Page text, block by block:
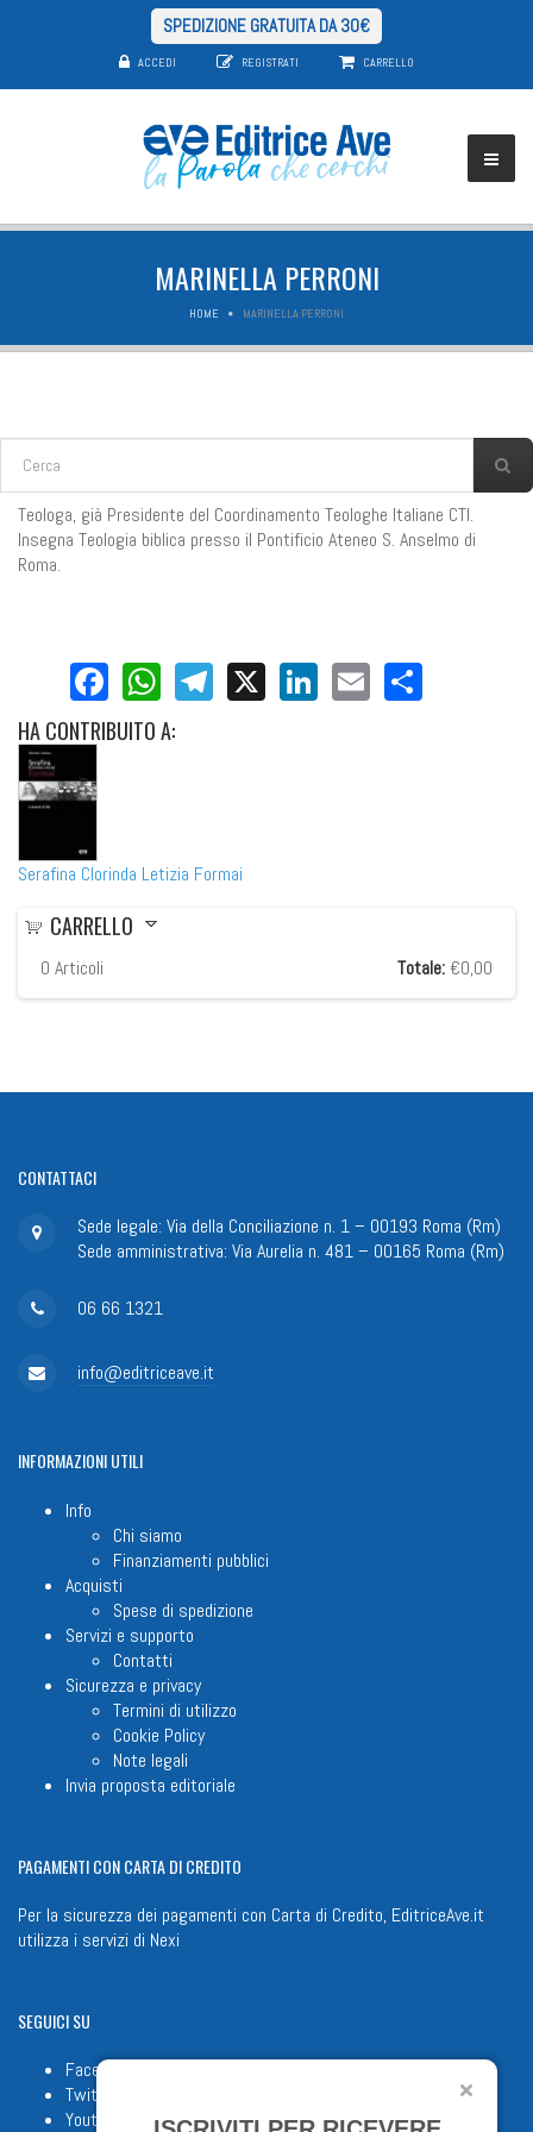
SPEDIZIONE GRATUITA DA 30€
ACCEDI REGISTRATI CARRELLO
MARINELLA PERRONI
HOME MARINELLA PERRONI
FORM DI RICERCA
Teologa, già Presidente del Coordinamento Teologhe Italiane CTI.
Insegna Teologia biblica presso il Pontificio Ateneo S. Anselmo di
Roma.
Facebook
WhatsApp
Telegram
X LinkedIn
Email
HACONTRIBUITO A:
Serafina Clorinda Letizia Formai
CARRELLO
0 Articoli Totale: €0,00
CONTATTACI
Sede legale: Via della Conciliazione n. 1 – 00193 Roma (Rm)
Sede amministrativa: Via Aurelia n. 481 – 00165 Roma (Rm)
06 66 1321
info@editriceave.it
INFORMAZIONIUTILI
Info
Chi siamo
Finanziamenti pubblici
Acquisti
Spese di spedizione
Servizi e supporto
Contatti
Sicurezza e privacy
Termini di utilizzo
Cookie Policy
Note legali
Invia proposta editoriale
PAGAMENTICON CARTA DI CREDITO
Per la sicurezza dei pagamenti con Carta di Credito, EditriceAve.it
utilizza i servizi di Nexi
SEGUICISU
Facebook
Twitter
Youtube